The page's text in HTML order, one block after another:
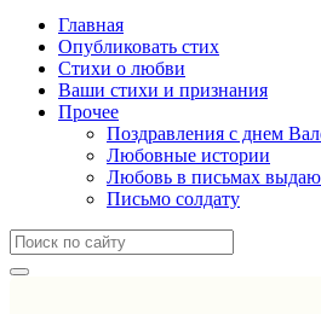
Главная
Опубликовать стих
Стихи о любви
Ваши стихи и признания
Прочее
Поздравления с днем
Любовные истории
Любовь в письмах
Письмо солдату